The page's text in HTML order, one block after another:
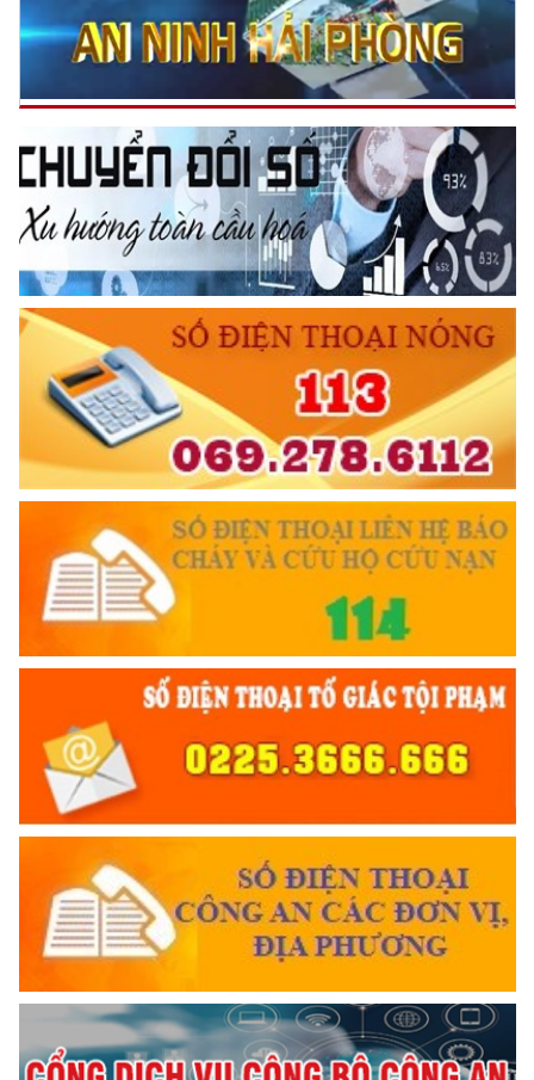
NGƯỜI CÔNG AN CÁCH MỆNH LÀ:
Đối với tự mình, phải
CẦN, KIỆM, LIÊM, CHÍNH
Đối với đồng sự, phải
THÂN ÁI GIÚP ĐỠ
Đối với chính phủ, phải
TUYỆT ĐỐI TRUNG THÀNH
Đối với nhân dân, phải
KÍNH TRỌNG LỄ PHÉP
Đối với công việc, phải
TẬN TỤY
Đối với địch, phải
CƯƠNG QUYẾT, KHÔN KHÉO
Trích thư Chủ tịch Hồ Chí Minh
gửi Công an Khu XII,
ngày 11 tháng 3 năm 1948.